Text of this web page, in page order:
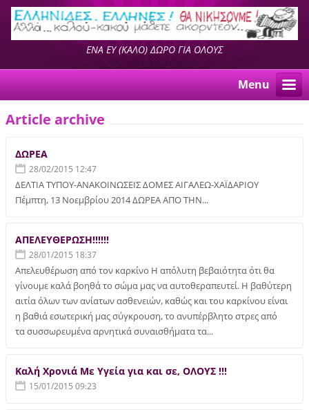
ΕΝΑ ΕΥ (ΚΑΛΟ) ΔΩΡΟ ΓΙΑ ΟΛΟΥΣ
Menu
Article archive
ΔΩΡΕΑ
28/02/2015 12:47
ΔΕΛΤΙΑ ΤΥΠΟΥ-ΑΝΑΚΟΙΝΩΣΕΙΣ ΔΟΜΕΣ ΑΙΓΑΛΕΩ-ΧΑΪΔΑΡΙΟΥ
Πέμπτη, 13 Νοεμβρίου 2014 ΔΩΡΕΑ ΑΠΟ ΤΗΝ...
ΑΠΕΛΕΥΘΕΡΩΣΗ!!!!!!
28/01/2015 18:37
Απελευθέρωση από τον καρκίνο Η απόλυτη βεβαιότητα ότι θα
γίνουμε καλά βοηθά το σώμα μας να αυτοθεραπευτεί. Η βαθύτερη
αιτία όλων των ανίατων ασθενειών, καθώς και του καρκίνου είναι
η βαθιά εσωτερική μας σύγκρουση, το ανυπέρβλητο στρες από
τα συσσωρευμένα αρνητικά συναισθήματα τα...
Καλή Χρονιά Με Υγεία για και σε, ΟΛΟΥΣ !!!
15/01/2015 09:23